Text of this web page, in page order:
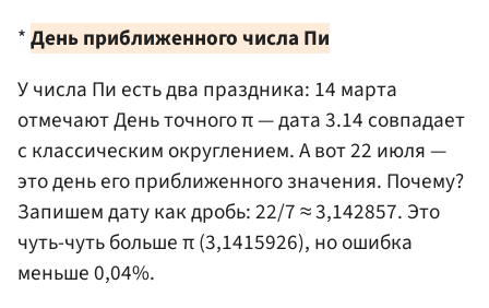
*День приближенного числа Пи
У числа Пи есть два праздника: 14 марта
отмечают День точного π — дата 3.14 совпадает
с классическим округлением. А вот 22 июля —
это день его приближенного значения. Почему?
Запишем дату как дробь: 22/7 ≈ 3,142857. Это
чуть-чуть больше π (3,1415926), но ошибка
меньше 0,04%.